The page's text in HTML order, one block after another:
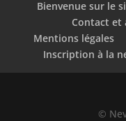
Bienvenue sur le
Contact et
Mentions légales
Inscription à la
©